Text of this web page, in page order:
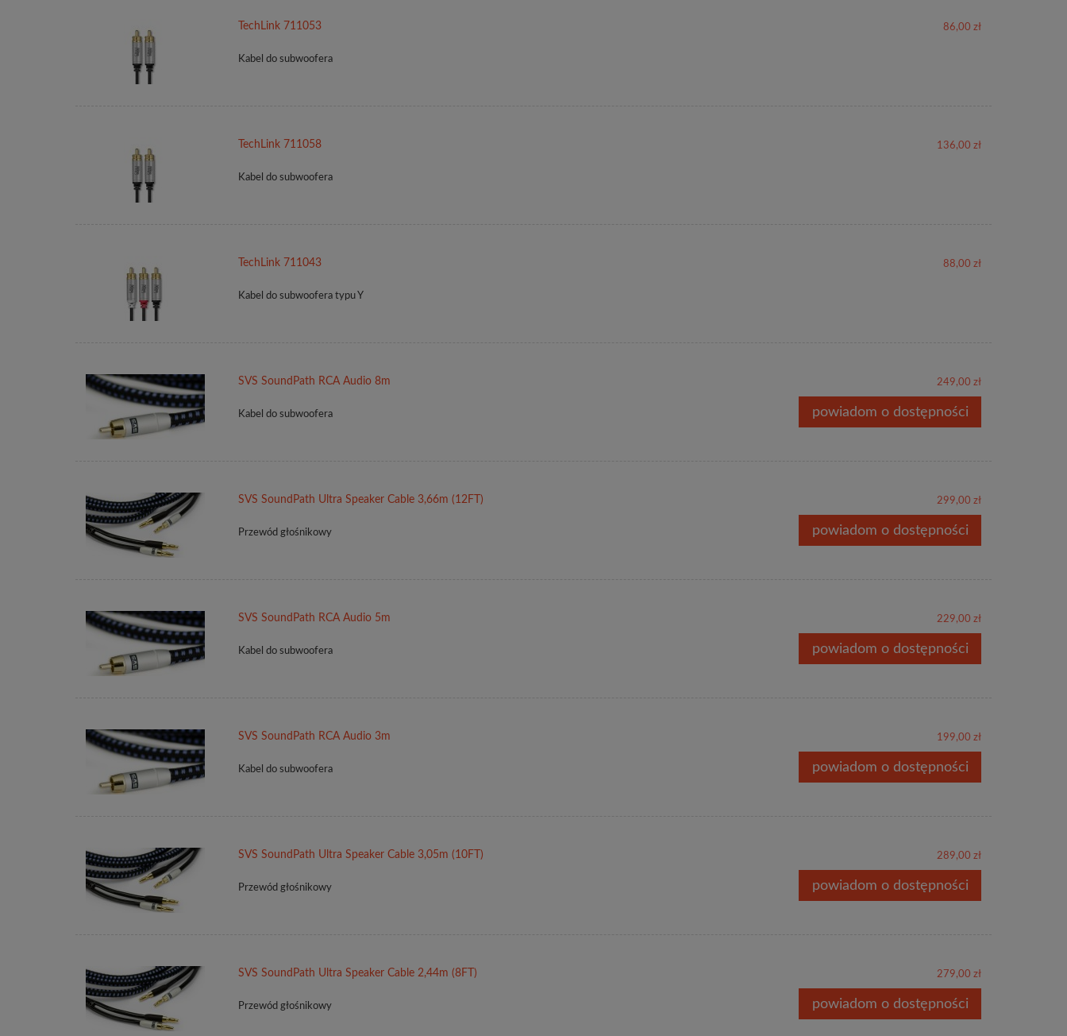
TechLink 711053
Kabel do subwoofera
86,00 zł
TechLink 711058
Kabel do subwoofera
136,00 zł
TechLink 711043
Kabel do subwoofera typu Y
88,00 zł
SVS SoundPath RCA Audio 8m
Kabel do subwoofera
249,00 zł
powiadom o dostępności
SVS SoundPath Ultra Speaker Cable 3,66m (12FT)
Przewód głośnikowy
299,00 zł
powiadom o dostępności
SVS SoundPath RCA Audio 5m
Kabel do subwoofera
229,00 zł
powiadom o dostępności
SVS SoundPath RCA Audio 3m
Kabel do subwoofera
199,00 zł
powiadom o dostępności
SVS SoundPath Ultra Speaker Cable 3,05m (10FT)
Przewód głośnikowy
289,00 zł
powiadom o dostępności
SVS SoundPath Ultra Speaker Cable 2,44m (8FT)
Przewód głośnikowy
279,00 zł
powiadom o dostępności